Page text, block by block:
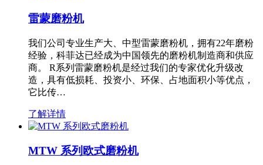
雷蒙磨粉机
我们公司专业生产大、中型雷蒙磨粉机，拥有22年磨粉
经验，科菲达已经成为中国领先的磨粉机制造商和供应
商。 R系列雷蒙磨粉机是经过我们的专家优化升级改
造，具有低损耗、投资小、环保、占地面积小等优点，
它比传…
了解详情
MTW 系列欧式磨粉机